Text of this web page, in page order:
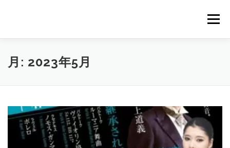
メニュー
PROFILE LESSON
月: 2023年5月